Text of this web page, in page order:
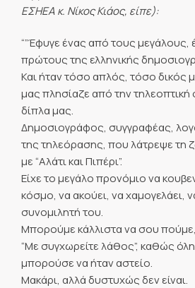
ΕΣΗΕΑ κ. Νίκος Κιάος, είπε):
“”Έφυγε ένας από τους μεγάλους,
πρώτους της ελληνικής
Και ήταν τόσο απλός, τόσο δικός
μας πλησίαζε από την
δίπλα μας.
Δημοσιογράφος, συγγραφέας,
της τηλεόρασης, που λάτρεψε τη
με “Αλάτι και Πιπέρι”.
Είχε το μεγάλο προνόμιο να
κόσμο, να ακούει, να χαμογελάει,
συνομιλητή του.
Μπορούμε κάλλιστα να σου
“Με συγχωρείτε λάθος”, καθώς
μπορούσε να ήταν αστείο.
Μακάρι, αλλά δυστυχώς δεν είναι.